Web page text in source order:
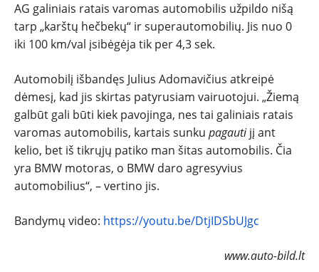
AG galiniais ratais varomas automobilis užpildo nišą
tarp „karštų hečbekų“ ir superautomobilių. Jis nuo 0
iki 100 km/val įsibėgėja tik per 4,3 sek.
Automobilį išbandęs Julius Adomavičius atkreipė
dėmesį, kad jis skirtas patyrusiam vairuotojui. „Žiemą
galbūt gali būti kiek pavojinga, nes tai galiniais ratais
varomas automobilis, kartais sunku pagautijį ant
kelio, bet iš tikrųjų patiko man šitas automobilis. Čia
yra BMW motoras, o BMW daro agresyvius
automobilius“, – vertino jis.
Bandymų video: https://youtu.be/DtjIDSbUJgc
www.auto-bild.lt